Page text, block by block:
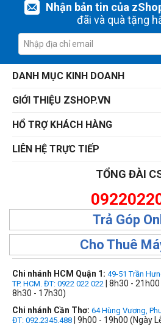
Nhận bản tin của
đãi và quà tặng
DANH MỤC KINH DOANH
GIỚI THIỆU ZSHOP.VN
HỔ TRỢ KHÁCH HÀNG
LIÊN HỆ TRỰC TIẾP
TỔNG ĐÀI
Trả Góp
Cho Thuê
Chi nhánh HCM Quận 1: 49-51 Trần
TP. HCM. ĐT: 0922 022 022 | 8h30 -
8h30 - 17h30)
Chi nhánh Cần Thơ: 64 Hùng Vương,
ĐT: 092.2345.488 | 9h00 - 19h00 (Ngày